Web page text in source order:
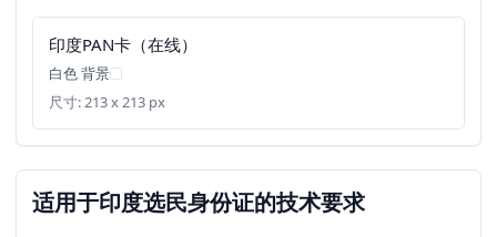
印度PAN卡（在线）
白色 背景
尺寸: 213 x 213 px
适用于印度选民身份证的技术要求